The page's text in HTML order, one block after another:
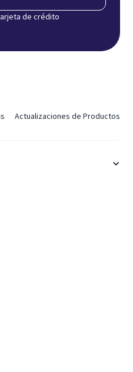
de crédito
Actualizaciones de Productos